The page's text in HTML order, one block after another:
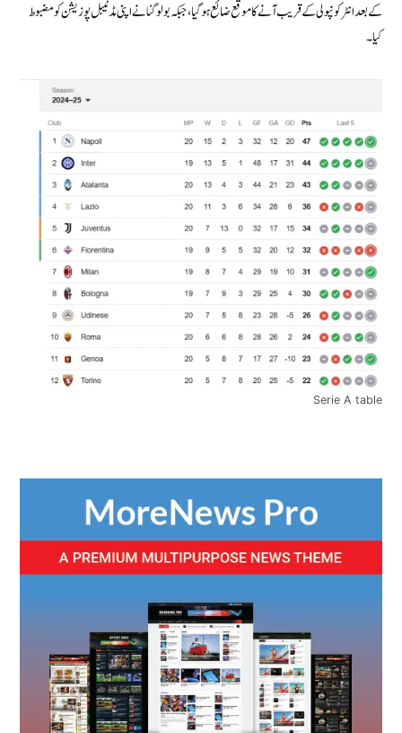
کے بعد انٹر کو نپولی کے قریب آنے کا موقع ضائع ہوگیا، جبکہ بولوگنا نے اپنی مڈ ٹیبل پوزیشن کو مضبوط
کیا۔
Serie A table